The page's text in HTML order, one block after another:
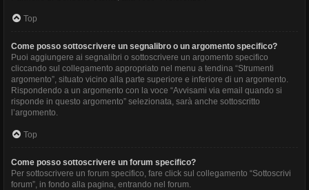
Top
Come posso sottoscrivere un segnalibro o un argomento specifico?
Puoi aggiungere ai segnalibri o sottoscrivere un argomento specifico
cliccando sul collegamento appropriato nel menu a tendina “Strumenti
argomento”, situato vicino alla parte superiore e inferiore di un argomento.
Rispondendo a un argomento con la voce “Avvisami via email quando si
risponde in questo argomento” selezionata, sarà anche sottoscritto
l’argomento.
Top
Come posso sottoscrivere un forum specifico?
Per sottoscrivere un forum specifico, fare click sul collegamento “Sottoscrivi
forum”, in fondo alla pagina, entrando nel forum.